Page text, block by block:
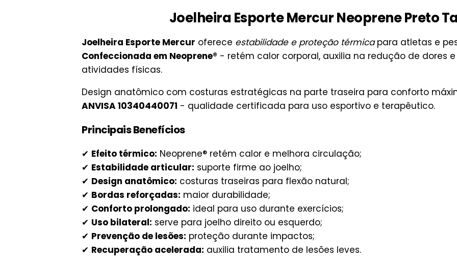
Joelheira Esporte Mercur Neoprene Preto
Joelheira Esporte Mercur oferece estabilidade e proteção térmicapara atletas e
Confeccionada em Neoprene® - retém calor corporal, auxilia na redução de dores
atividades físicas.
Design anatômico com costuras estratégicas na parte traseira para conforto
ANVISA 10340440071 - qualidade certificada para uso esportivo e terapêutico.
Principais Benefícios
✔ Efeito térmico: Neoprene® retém calor e melhora circulação;
✔ Estabilidade articular: suporte firme ao joelho;
✔ Design anatômico: costuras traseiras para flexão natural;
✔ Bordas reforçadas: maior durabilidade;
✔ Conforto prolongado: ideal para uso durante exercícios;
✔ Uso bilateral: serve para joelho direito ou esquerdo;
✔ Prevenção de lesões: proteção durante impactos;
✔ Recuperação acelerada: auxilia tratamento de lesões leves.